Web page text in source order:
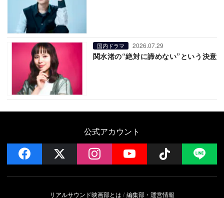
国内ドラマ 2026.07.29
関水渚の“絶対に諦めない”という決意
公式アカウント
facebook instagramYouTube Follow
リアルサウンド映画部とは 編集部・運営情報